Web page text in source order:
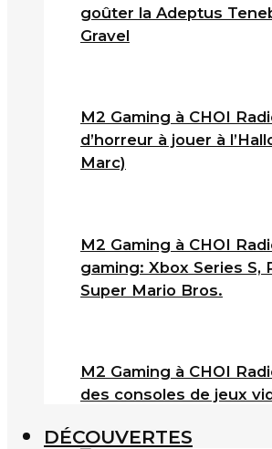
goûter la Adeptus
Gravel
M2 Gaming à CHOI
d’horreur à jouer à
Marc)
M2 Gaming à CHOI
gaming: Xbox Series S,
Super Mario Bros.
M2 Gaming à CHOI
des consoles de jeux
DÉCOUVERTES